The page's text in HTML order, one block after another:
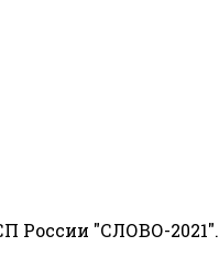
России "СЛОВО-2021".